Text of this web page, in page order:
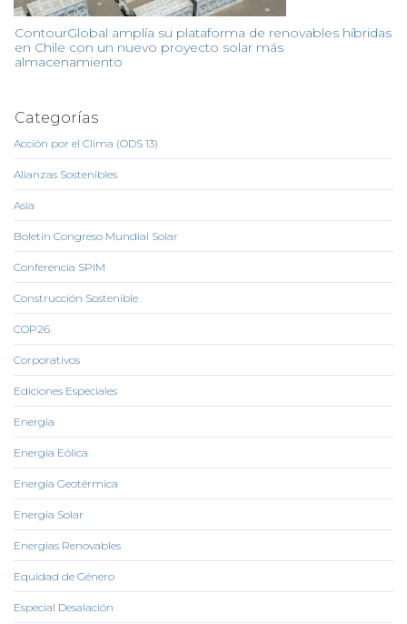
ContourGlobal amplía su plataforma de renovables híbridas
en Chile con un nuevo proyecto solar más
almacenamiento
Categorías
Acción por el Clima (ODS 13)
Alianzas Sostenibles
Asia
Boletín Congreso Mundial Solar
Conferencia SPIM
Construcción Sostenible
COP26
Corporativos
Ediciones Especiales
Energía
Energía Eólica
Energía Geotérmica
Energía Solar
Energías Renovables
Equidad de Género
Especial Desalación